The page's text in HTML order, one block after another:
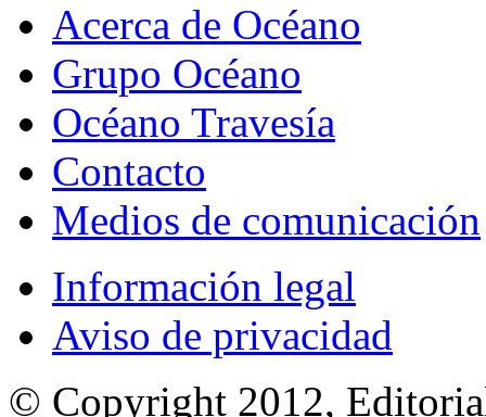
Acerca de Océano
Grupo Océano
Océano Travesía
Contacto
Medios de comunicación
Información legal
Aviso de privacidad
© Copyright 2012,